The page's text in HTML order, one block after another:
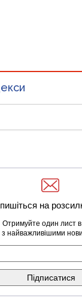
на
Отримуйте один лист
з найважливішими